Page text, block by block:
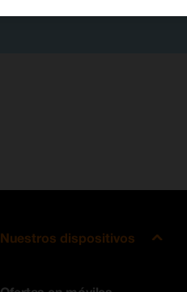
Nuestros dispositivos